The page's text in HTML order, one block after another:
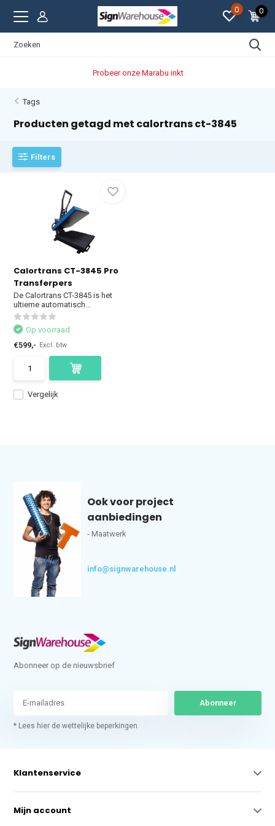
0 0
Probeer onze Marabu inkt
Tags
Producten getagd met calortrans ct-3845
Filters
Calortrans CT-3845 Pro
Transferpers
De Calortrans CT-3845 is het
ultieme automatisch...
Vergelijk
Op voorraad
€599,- Excl. btw
Ook voor project
aanbiedingen
- Maatwerk
info@signwarehouse.nl
Abonneer op de nieuwsbrief
Abonneer
* Lees hier de wettelijke beperkingen
Klantenservice
Mijn account